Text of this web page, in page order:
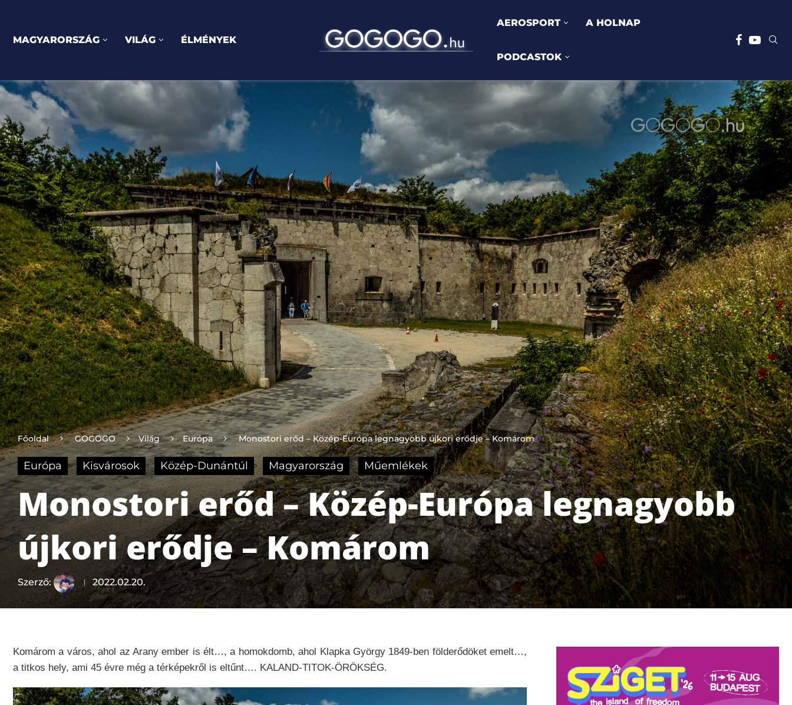
MAGYARORSZÁG VILÁG ÉLMÉNYEK
AEROSPORT A HOLNAP
PODCASTOK
Főoldal GOGOGO Világ Európa Monostori erőd – Közép-Európa legnagyobb újkori erődje – Komárom
Európa Kisvárosok Közép-Dunántúl Magyarország Műemlékek
Monostori erőd – Közép-Európa legnagyobb
újkori erődje – Komárom
Szerző: 2022.02.20.
Komárom a város, ahol az Arany ember is élt…, a homokdomb, ahol Klapka György 1849-ben földerődöket emelt…,
a titkos hely, ami 45 évre még a térképekről is eltűnt…. KALAND-TITOK-ÖRÖKSÉG.